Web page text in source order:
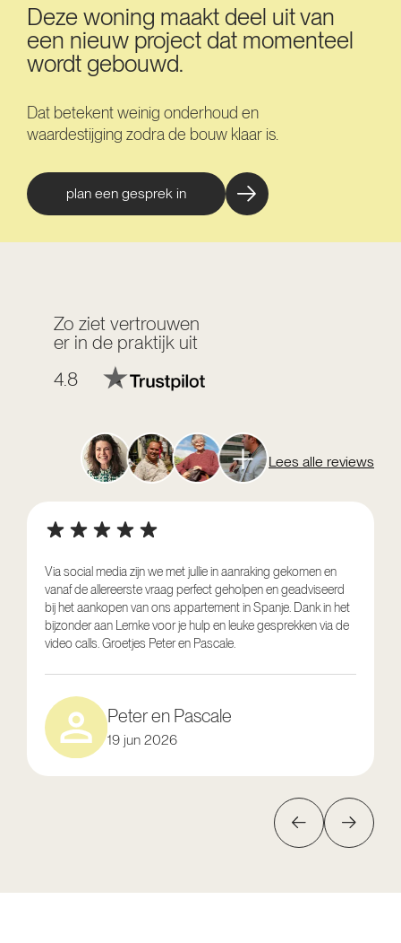
Deze woning maakt deel uit van
een nieuw project dat momenteel
wordt gebouwd.
Dat betekent weinig onderhoud en
waardestijging zodra de bouw klaar is.
plan een gesprek in
Zo ziet vertrouwen
er in de praktijk uit
4.8
Lees alle reviews
Via social media zijn we met jullie in aanraking gekomen en
vanaf de allereerste vraag perfect geholpen en geadviseerd
bij het aankopen van ons appartement in Spanje. Dank in het
bijzonder aan Lemke voor je hulp en leuke gesprekken via de
video calls. Groetjes Peter en Pascale.
Peter en Pascale
19 jun 2026